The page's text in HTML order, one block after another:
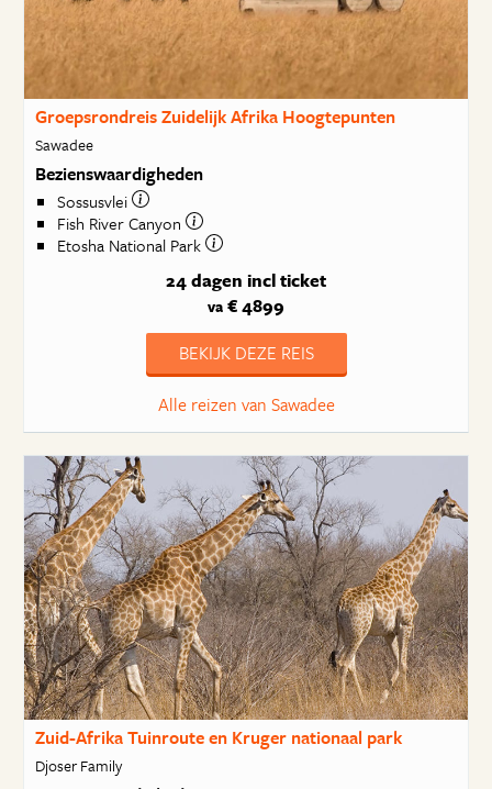
Groepsrondreis Zuidelijk Afrika Hoogtepunten
Sawadee
Bezienswaardigheden
Sossusvlei
Fish River Canyon
Etosha National Park
24 dagen incl ticket
va € 4899
BEKIJK DEZE REIS
Alle reizen van Sawadee
Zuid-Afrika Tuinroute en Kruger nationaal park
Djoser Family